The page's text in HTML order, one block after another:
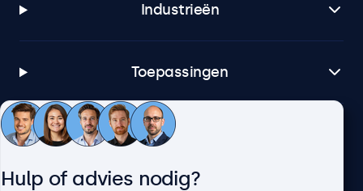
Industrieën
Toepassingen
Klantenservice
Hulp of advies nodig?